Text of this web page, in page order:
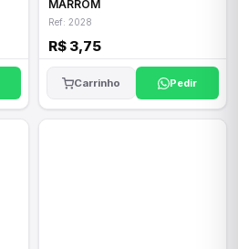
MARROM
Ref: 2028
R$ 3,75
Carrinho Pedir